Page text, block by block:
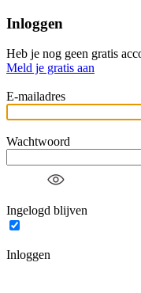
Inloggen
Heb je nog geen gratis
Meld je gratis aan
E-mailadres
Wachtwoord
Ingelogd blijven
Inloggen